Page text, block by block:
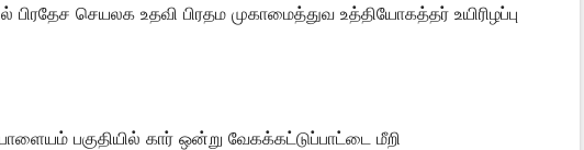
செயலக உதவி பிரதம முகாமைத்துவ உத்தியோகத்தர் உயிரிழப்பு
பகுதியில் கார் ஒன்று வேகக்கட்டுப்பாட்டை மீறி